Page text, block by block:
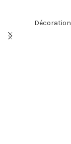
Décoration